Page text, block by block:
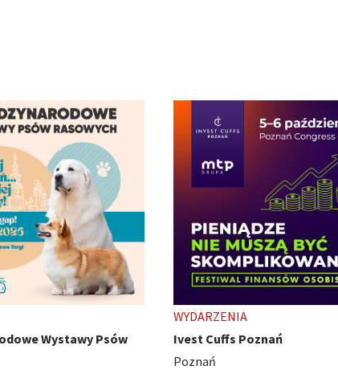
TARGI
HobbyCon - z pasji się nie
Międzynarodowe Targi